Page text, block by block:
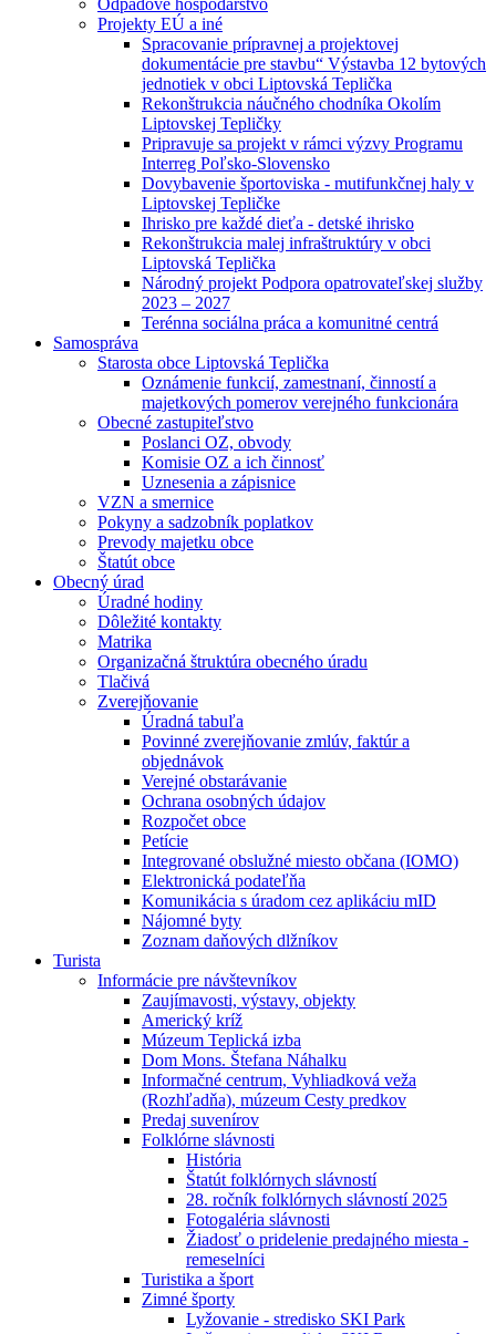
Odpadové hospodárstvo
Projekty EÚ a iné
Spracovanie prípravnej a projektovej
dokumentácie pre stavbu“ Výstavba 12 bytových
jednotiek v obci Liptovská Teplička
Rekonštrukcia náučného chodníka Okolím
Liptovskej Tepličky
Pripravuje sa projekt v rámci výzvy Programu
Interreg Poľsko-Slovensko
Dovybavenie športoviska - mutifunkčnej haly v
Liptovskej Tepličke
Ihrisko pre každé dieťa - detské ihrisko
Rekonštrukcia malej infraštruktúry v obci
Liptovská Teplička
Národný projekt Podpora opatrovateľskej služby
2023 – 2027
Terénna sociálna práca a komunitné centrá
Samospráva
Starosta obce Liptovská Teplička
Oznámenie funkcií, zamestnaní, činností a
majetkových pomerov verejného funkcionára
Obecné zastupiteľstvo
Poslanci OZ, obvody
Komisie OZ a ich činnosť
Uznesenia a zápisnice
VZN a smernice
Pokyny a sadzobník poplatkov
Prevody majetku obce
Štatút obce
Obecný úrad
Úradné hodiny
Dôležité kontakty
Matrika
Organizačná štruktúra obecného úradu
Tlačivá
Zverejňovanie
Úradná tabuľa
Povinné zverejňovanie zmlúv, faktúr a
objednávok
Verejné obstarávanie
Ochrana osobných údajov
Rozpočet obce
Petície
Integrované obslužné miesto občana (IOMO)
Elektronická podateľňa
Komunikácia s úradom cez aplikáciu mID
Nájomné byty
Zoznam daňových dlžníkov
Turista
Informácie pre návštevníkov
Zaujímavosti, výstavy, objekty
Americký kríž
Múzeum Teplická izba
Dom Mons. Štefana Náhalku
Informačné centrum, Vyhliadková veža
(Rozhľadňa), múzeum Cesty predkov
Predaj suvenírov
Folklórne slávnosti
História
Štatút folklórnych slávností
28. ročník folklórnych slávností 2025
Fotogaléria slávnosti
Žiadosť o pridelenie predajného miesta -
remeselníci
Turistika a šport
Zimné športy
Lyžovanie - stredisko SKI Park